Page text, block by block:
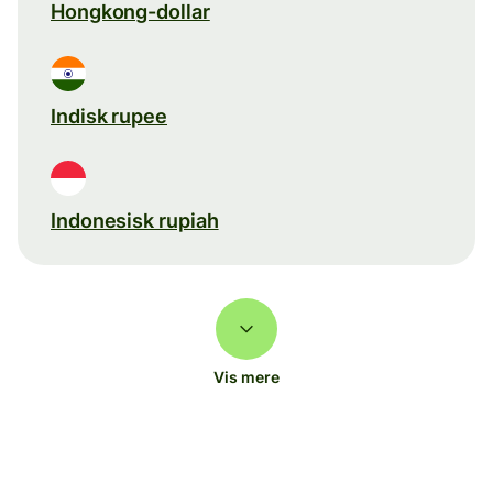
Hongkong-dollar
Indisk rupee
Indonesisk rupiah
Vis mere